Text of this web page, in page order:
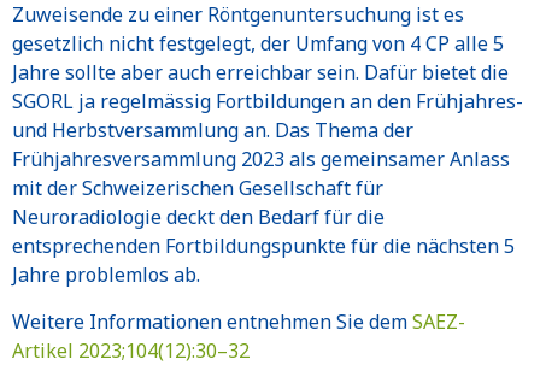
Zuweisende zu einer Röntgenuntersuchung ist es
gesetzlich nicht festgelegt, der Umfang von 4 CP alle 5
Jahre sollte aber auch erreichbar sein. Dafür bietet die
SGORL ja regelmässig Fortbildungen an den Frühjahres-
und Herbstversammlung an. Das Thema der
Frühjahresversammlung 2023 als gemeinsamer Anlass
mit der Schweizerischen Gesellschaft für
Neuroradiologie deckt den Bedarf für die
entsprechenden Fortbildungspunkte für die nächsten 5
Jahre problemlos ab.
Weitere Informationen entnehmen Sie demSAEZ-
Artikel 2023;104(12):30–32